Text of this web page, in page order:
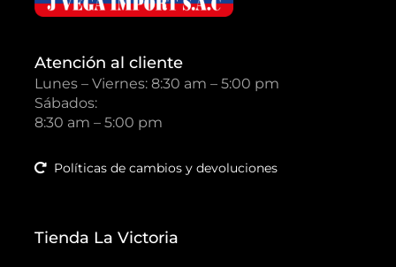
Atención al cliente
Lunes – Viernes: 8:30 am – 5:00 pm
Sábados:
8:30 am – 5:00 pm
Políticas de cambios y devoluciones
Tienda La Victoria